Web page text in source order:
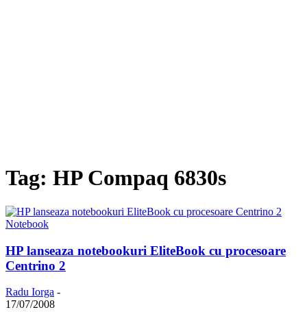
Tag: HP Compaq 6830s
Notebook
HP lanseaza notebookuri EliteBook cu procesoare
Centrino 2
Radu Iorga -
17/07/2008